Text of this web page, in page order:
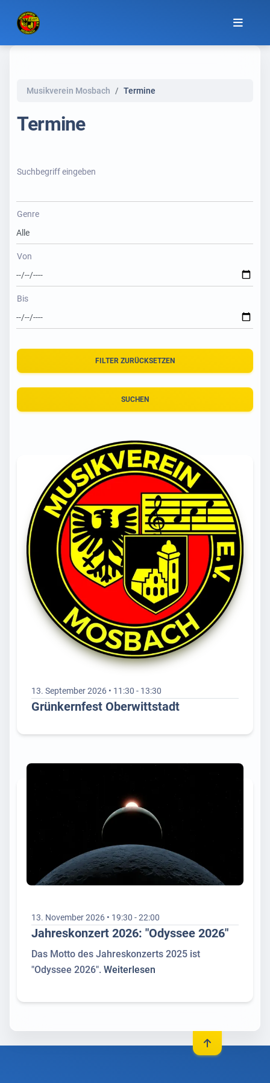
Musikverein Mosbach Termine
Termine
Suchbegriff eingeben
Genre
Von
Bis
FILTER ZURÜCKSETZEN
13. September 2026 • 11:30 - 13:30
Grünkernfest Oberwittstadt
13. November 2026 • 19:30 - 22:00
Jahreskonzert 2026: "Odyssee 2026"
Das Motto des Jahreskonzerts 2025 ist
"Odyssee 2026". Weiterlesen